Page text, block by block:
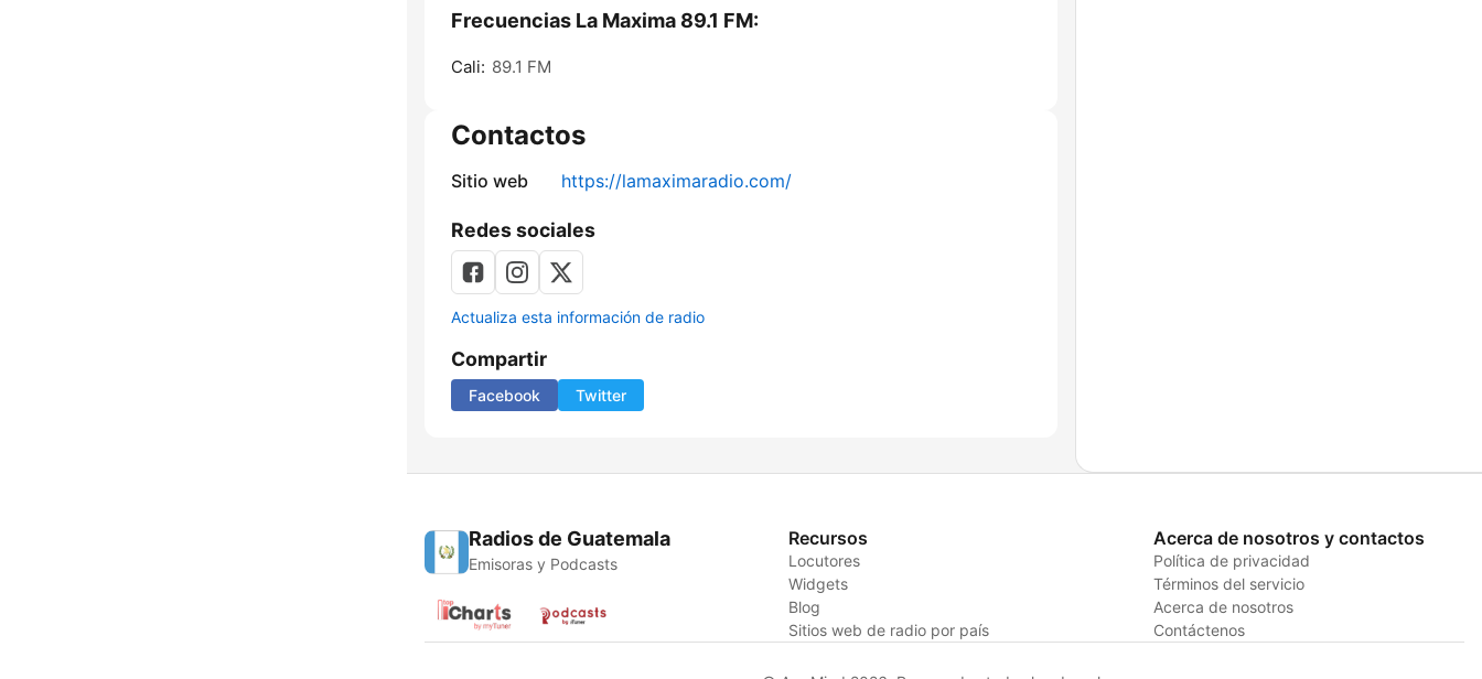
Frecuencias La Maxima 89.1 FM:
Cali: 89.1 FM
Contactos
Sitio web https://lamaximaradio.com/
Redes sociales
Actualiza esta información de radio
Compartir
Facebook Twitter
Radios de Guatemala
Emisoras y Podcasts
Recursos
Locutores
Widgets
Blog
Sitios web de radio por país
Acerca de nosotros y contactos
Política de privacidad
Términos del servicio
Acerca de nosotros
Contáctenos